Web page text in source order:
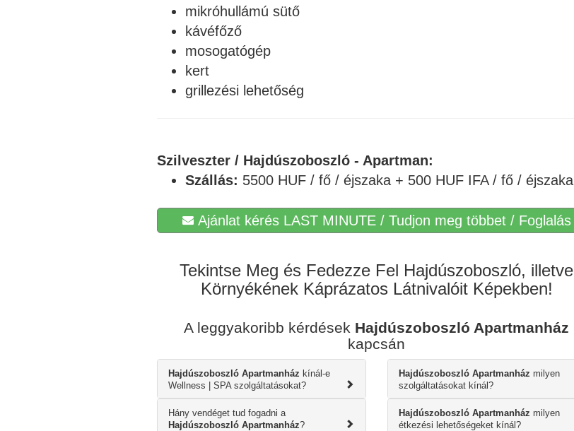
mikróhullámú sütő
kávéfőző
mosogatógép
kert
grillezési lehetőség
Szilveszter / Hajdúszoboszló - Apartman:
Szállás: 5500 HUF / fő / éjszaka + 500 HUF IFA / fő / éjszaka
Ajánlat kérés LAST MINUTE / Tudjon meg többet / Foglalás
Tekintse Meg és Fedezze Fel Hajdúszoboszló, illetve
Környékének Káprázatos Látnivalóit Képekben!
A leggyakoribb kérdések Hajdúszoboszló Apartmanház
kapcsán
Hajdúszoboszló Apartmanház kínál-e
Wellness | SPA szolgáltatásokat?
Hány vendéget tud fogadni a
Hajdúszoboszló Apartmanház?
Hajdúszoboszló Apartmanház milyen
szolgáltatásokat kínál?
Hajdúszoboszló Apartmanház milyen
étkezési lehetőségeket kínál?